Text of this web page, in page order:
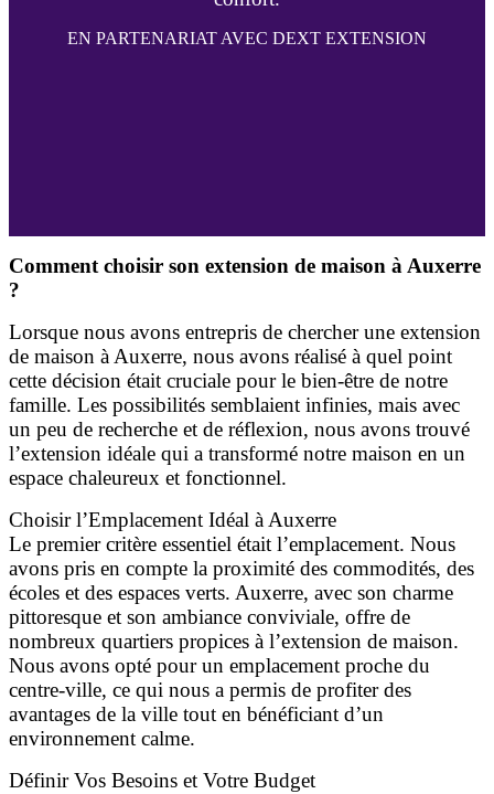
EN PARTENARIAT AVEC DEXT EXTENSION
Comment choisir son extension de maison à Auxerre
?
Lorsque nous avons entrepris de chercher une extension
de maison à Auxerre, nous avons réalisé à quel point
cette décision était cruciale pour le bien-être de notre
famille. Les possibilités semblaient infinies, mais avec
un peu de recherche et de réflexion, nous avons trouvé
l’extension idéale qui a transformé notre maison en un
espace chaleureux et fonctionnel.
Choisir l’Emplacement Idéal à Auxerre
Le premier critère essentiel était l’emplacement. Nous
avons pris en compte la proximité des commodités, des
écoles et des espaces verts. Auxerre, avec son charme
pittoresque et son ambiance conviviale, offre de
nombreux quartiers propices à l’extension de maison.
Nous avons opté pour un emplacement proche du
centre-ville, ce qui nous a permis de profiter des
avantages de la ville tout en bénéficiant d’un
environnement calme.
Définir Vos Besoins et Votre Budget